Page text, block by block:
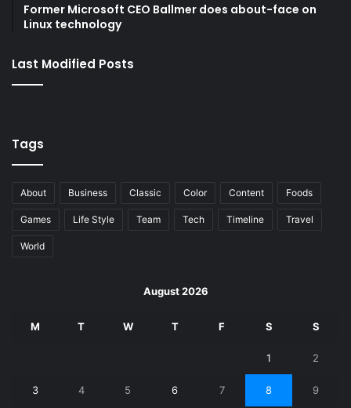
Former Microsoft CEO Ballmer does about-face on
Linux technology
Last Modified Posts
Tags
About Business Classic Color Content Foods
Games Life Style Team Tech Timeline Travel
World
August 2026
M T W T F S S
1 2
3 4 5 6 7 8 9